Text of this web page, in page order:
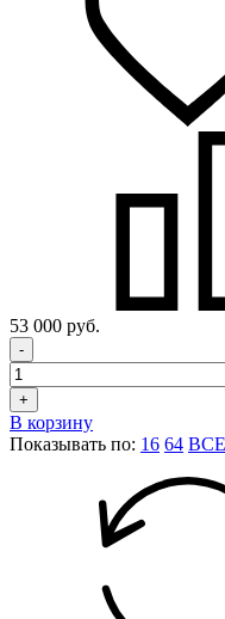
53 000 руб.
-
+
В корзину
Показывать по: 16 64 ВСЕ